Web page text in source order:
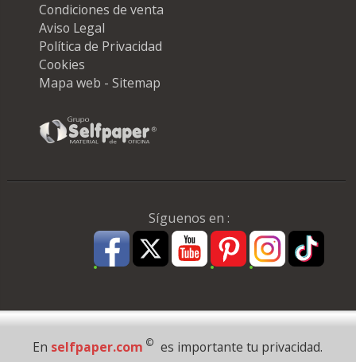
Condiciones de venta
Aviso Legal
Política de Privacidad
Cookies
Mapa web - Sitemap
Síguenos en :
Pago Seguro
En selfpaper.com © es importante tu privacidad.